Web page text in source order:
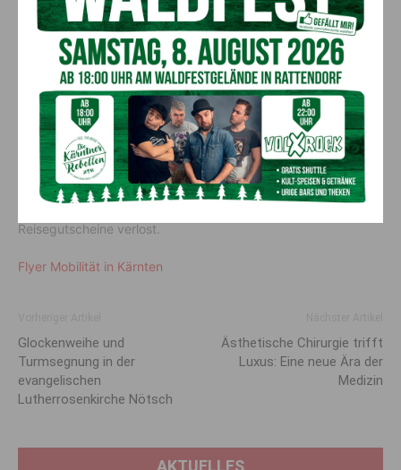
Verkehrs spielen eine zentrale Rolle. Mit der Eröffnung der
Koralmbahn gilt es, neue Chancen für Südösterreich
aufzuzeigen und eine Mobilitätswende erfolgreich einzuleiten“,
definiertGoachStudienzweck und -ziel.
Teilnahme an der Umfrage
Die AK lädt alle Kärntnerinnen und Kärntner zur Teilnahme ein:
online auf kaernten.arbeiterkammer.at/mobilitaetUnter den
Reisegutscheine verlost.
Flyer Mobilität in Kärnten
Glockenweihe und
Turmsegnung in der
evangelischen
Lutherrosenkirche Nötsch
Ästhetische Chirurgie trifft
Luxus: Eine neue Ära der
Medizin
AKTUELLES